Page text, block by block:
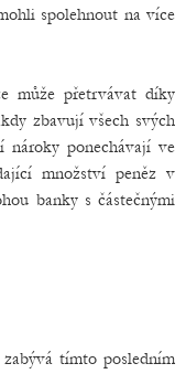
spolehnout na více
může přetrvávat díky
zbavují všech svých
nároky ponechávají ve
množství peněz v
banky s částečnými
tímto posledním